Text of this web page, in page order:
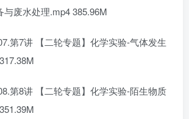
废水处理.mp4 385.96M
7讲 【二轮专题】化学实验-气体发生
8讲 【二轮专题】化学实验-陌生物质